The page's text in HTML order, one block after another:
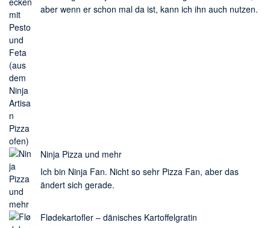
aber wenn er schon mal da ist, kann ich ihn auch nutzen.
Ninja Pizza und mehr
Ich bin Ninja Fan. Nicht so sehr Pizza Fan, aber das
ändert sich gerade.
Flødekartofler – dänisches Kartoffelgratin